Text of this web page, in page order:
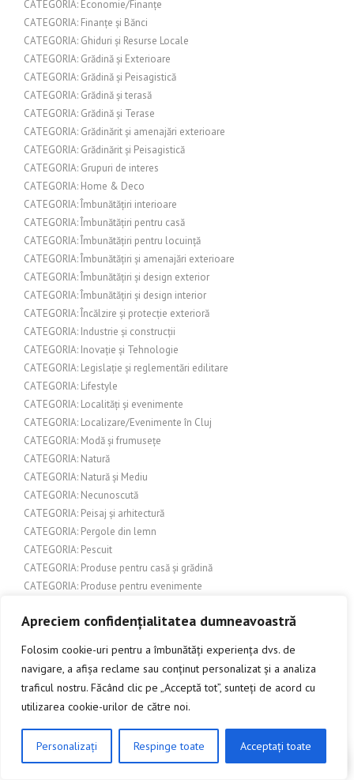
Apreciem confidențialitatea dumneavoastră
Folosim cookie-uri pentru a îmbunătăți experiența dvs. de
navigare, a afișa reclame sau conținut personalizat și a analiza
traficul nostru. Făcând clic pe „Acceptă tot”, sunteți de acord cu
utilizarea cookie-urilor de către noi.
Personalizați Respinge toate Acceptați toate
CATEGORIA: Economie/Finanțe
CATEGORIA: Finanțe și Bănci
CATEGORIA: Ghiduri și Resurse Locale
CATEGORIA: Grădină și Exterioare
CATEGORIA: Grădină și Peisagistică
CATEGORIA: Grădină și terasă
CATEGORIA: Grădină și Terase
CATEGORIA: Grădinărit și amenajări exterioare
CATEGORIA: Grădinărit și Peisagistică
CATEGORIA: Grupuri de interes
CATEGORIA: Home & Deco
CATEGORIA: Îmbunătățiri interioare
CATEGORIA: Îmbunătățiri pentru casă
CATEGORIA: Îmbunătățiri pentru locuință
CATEGORIA: Îmbunătățiri și amenajări exterioare
CATEGORIA: Îmbunătățiri și design exterior
CATEGORIA: Îmbunătățiri și design interior
CATEGORIA: Încălzire și protecție exterioră
CATEGORIA: Industrie și construcții
CATEGORIA: Inovație și Tehnologie
CATEGORIA: Legislație și reglementări edilitare
CATEGORIA: Lifestyle
CATEGORIA: Localități și evenimente
CATEGORIA: Localizare/Evenimente în Cluj
CATEGORIA: Modă și frumusețe
CATEGORIA: Natură
CATEGORIA: Natură și Mediu
CATEGORIA: Necunoscută
CATEGORIA: Peisaj și arhitectură
CATEGORIA: Pergole din lemn
CATEGORIA: Pescuit
CATEGORIA: Produse pentru casă și grădină
CATEGORIA: Produse pentru evenimente
CATEGORIA: Sport și activități în aer liber
CATEGORIA: Turism și Cultură
CATEGORIA: Urbanism și construcții
CATEGORIA: Urbanism și dezvoltare urbană
CATEGORIA: Uși de garaj
CATEGORIA: Uși de interior
CATEGORIA: Uși și feronerie
CATEGORIA: Uși și porți de garaj
CLICK AICI PENTRU A DISCUTA